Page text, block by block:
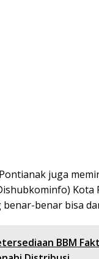
juga
benar bisa
BBM